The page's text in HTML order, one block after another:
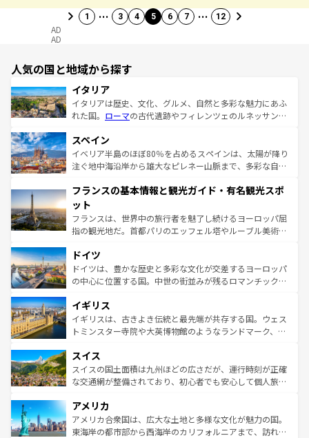
1 … 3 4 5 6 7 … 12
AD
AD
人気の国と地域から探す
イタリア
イタリアは歴史、文化、グルメ、自然と多彩な魅力にあふ
れた国。 ローマの古代遺跡やフィレンツェのルネッサンス
ろん、トスカーナの美しい田園風景やアマルフィ海岸の絶
景など、自然景観も見逃せない。観光の合間には、本場の
ピザやパスタなど、絶品のイタリア料理を堪能することも
ませてくれるイタリアで、忘れられない旅をしてみよう！
なお、新着のイタリア情報は
しい。
スペイン
イベリア半島のほぼ80％を占めるスペインは、太陽が降り
注ぐ地中海沿岸から雄大なピレネー山脈まで、多彩な自然
文化が根付くこの国では、情熱的なフラメンコ、熱気あふ
れる闘牛、そして美味しいタパスが生活の一部となってい
る。首都マドリードの洗練された雰囲気や、バルセロナの
アートに溢れた街角から、地方では古代ローマ遺跡や中世
せる。地方によって風土や気候が異なるスペインはその個
性で訪れる人を魅了する。 なお、新着のスペイン情報は コ
ンテンツ一覧を参照してほしい。
フランスの基本情報と観光ガイド・有名観光スポ
ット
フランスは、世界中の旅行者を魅了し続けるヨーロッパ屈
指の観光地だ。首都パリのエッフェル塔やルーブル美術館
で、幅広い魅力が詰まっている。華麗な宮殿、歴史的な大
聖堂、美しいビーチ、そして豊かな自然が、訪れる者を心
から魅了する。また、フランスは美食の国としても知ら
いる。シャンパンの発祥地であるランス、プロヴァンスの
香り高いラベンダー畑など、多彩な楽しみ方が可能だ。さ
らに、パリ以外の地域にも魅力が溢れており、どの街角に
れる地方に足を運ぶとそれぞれで全く異なる文化を体験で
きるだろう。 なお、新着のフランス情報はコンテンツ一覧
を参照してほしい。
ドイツ
ドイツは、豊かな歴史と多彩な文化が交差するヨーロッパ
の中心に位置する国。中世の街並みが残るロマンチック街
顔を持つこの国は、どこを歩いても飽きることがない。ベ
ルリンの文化的活気、バイエルン州のアルプスの絶景、そ
してライン川沿いのワイン畑といった風景は必見。ビール
は、お酒好きな人にはぜひ体験してほしい。 なお、新着の
ドイツ情報はコンテンツ一覧を参照してほしい。
イギリス
イギリスは、古きよき伝統と最先端が共存する国。ウェス
トミンスター寺院や大英博物館のようなランドマーク、歴
リアごとに異なる魅力がある。また、優雅なアフタヌーン
ティー、ビール好きにはたまらない英国パブ、サッカー観
戦など、本場だからこそできる体験も豊富。イギリスを旅
ンツ一覧を参照してほしい。
スイス
スイスの国土面積は九州ほどの広さだが、運行時刻が正確
な交通網が整備されており、初心者でも安心して個人旅行
の建物がそのまま残る町や、スイスならではのユニークな
博物館もあり、アルプス観光だけでなく町歩きも満喫する
ことができる。国民の所得が高いため物価も高いが、旅行
アメリカ
アメリカ合衆国は、広大な土地と多様な文化が魅力の国。
東海岸の都市部から西海岸のカリフォルニアまで、訪れる